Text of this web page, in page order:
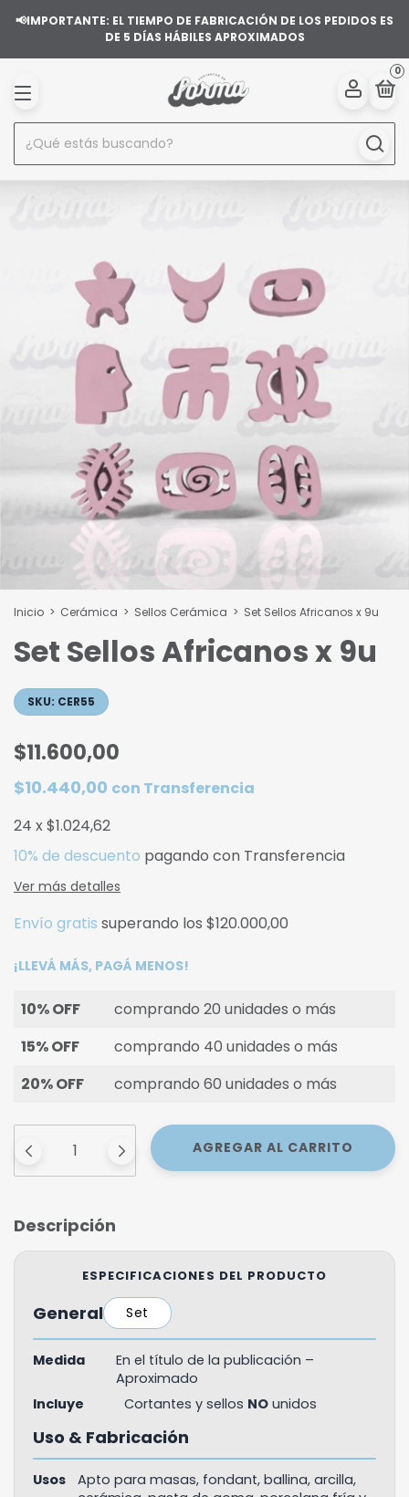
📢IMPORTANTE: EL TIEMPO DE FABRICACIÓN DE LOS PEDIDOS ES
DE 5 DÍAS HÁBILES APROXIMADOS
0
Inicio > Cerámica > Sellos Cerámica > Set Sellos Africanos x 9u
Set Sellos Africanos x 9u
SKU: CER55
$11.600,00
$10.440,00 con Transferencia
24 x$1.024,62
10% de descuento pagando con Transferencia
Ver más detalles
Envío gratis superando los $120.000,00
¡LLEVÁ MÁS, PAGÁ MENOS!
10% OFF
comprando 20 unidades o más
15% OFF
comprando 40 unidades o más
20% OFF
comprando 60 unidades o más
Descripción
ESPECIFICACIONES DEL PRODUCTO
General Set
Medida
En el título de la publicación –
Aproximado
Incluye
Cortantes y sellos NO unidos
Uso & Fabricación
Usos
Apto para masas, fondant, ballina, arcilla,